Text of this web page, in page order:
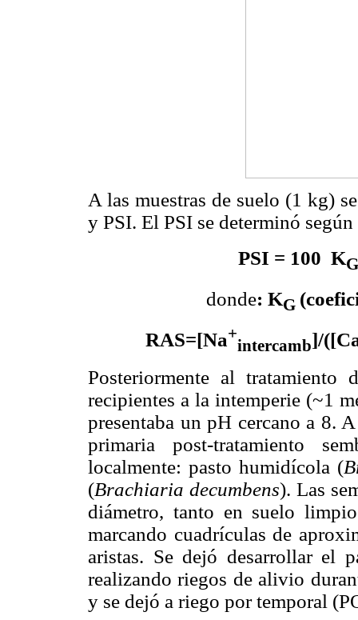
A las muestras de suelo (1 kg)
y PSI. El PSI se determinó
PSI = 100  KG
donde: KG
RAS=[Na+
intercamb]/
Posteriormente al tratamiento
recipientes a la intemperie (~1
presentaba un pH cercano a 8.
primaria post-tratamiento
localmente: pasto humidícola (
(Brachiaria decumbens). Las
diámetro, tanto en suelo
marcando cuadrículas de
aristas. Se dejó desarrollar el
realizando riegos de alivio
y se dejó a riego por temporal